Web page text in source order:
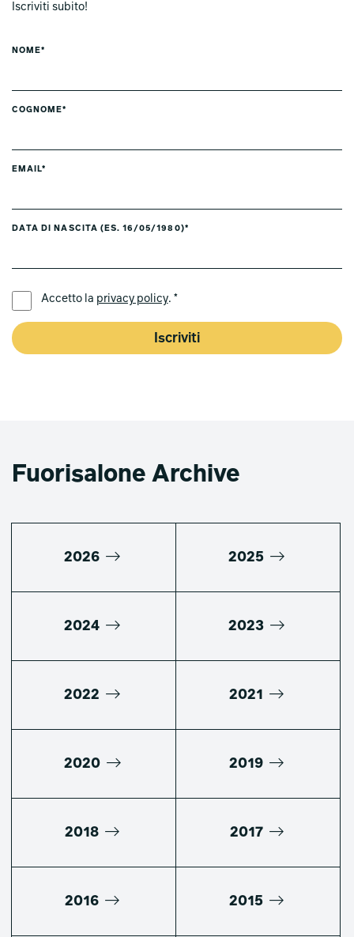
Iscriviti subito!
NOME*
COGNOME*
EMAIL*
DATA DI NASCITA (ES. 16/05/1980)*
Accetto la privacy policy. *
Iscriviti
Fuorisalone Archive
2026 2025
2024 2023
2022 2021
2020 2019
2018 2017
2016 2015